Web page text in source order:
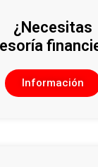
¿Necesitas
Información